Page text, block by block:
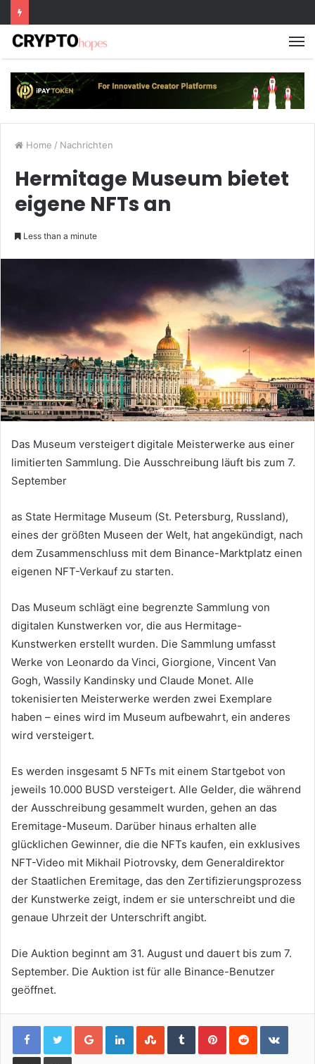
Home / Nachrichten
Hermitage Museum bietet
eigene NFTs an
Less than a minute
Das Museum versteigert digitale Meisterwerke aus einer
limitierten Sammlung. Die Ausschreibung läuft bis zum 7.
September
as State Hermitage Museum (St. Petersburg, Russland),
eines der größten Museen der Welt, hat angekündigt, nach
dem Zusammenschluss mit dem Binance-Marktplatz einen
eigenen NFT-Verkauf zu starten.
Das Museum schlägt eine begrenzte Sammlung von
digitalen Kunstwerken vor, die aus Hermitage-
Kunstwerken erstellt wurden. Die Sammlung umfasst
Werke von Leonardo da Vinci, Giorgione, Vincent Van
Gogh, Wassily Kandinsky und Claude Monet. Alle
tokenisierten Meisterwerke werden zwei Exemplare
haben – eines wird im Museum aufbewahrt, ein anderes
wird versteigert.
Es werden insgesamt 5 NFTs mit einem Startgebot von
jeweils 10.000 BUSD versteigert. Alle Gelder, die während
der Ausschreibung gesammelt wurden, gehen an das
Eremitage-Museum. Darüber hinaus erhalten alle
glücklichen Gewinner, die die NFTs kaufen, ein exklusives
NFT-Video mit Mikhail Piotrovsky, dem Generaldirektor
der Staatlichen Eremitage, das den Zertifizierungsprozess
der Kunstwerke zeigt, indem er sie unterschreibt und die
genaue Uhrzeit der Unterschrift angibt.
Die Auktion beginnt am 31. August und dauert bis zum 7.
September. Die Auktion ist für alle Binance-Benutzer
geöffnet.
Google+LinkedInStumbleUpon
TumblrPinterestReddit
Share via Email Print